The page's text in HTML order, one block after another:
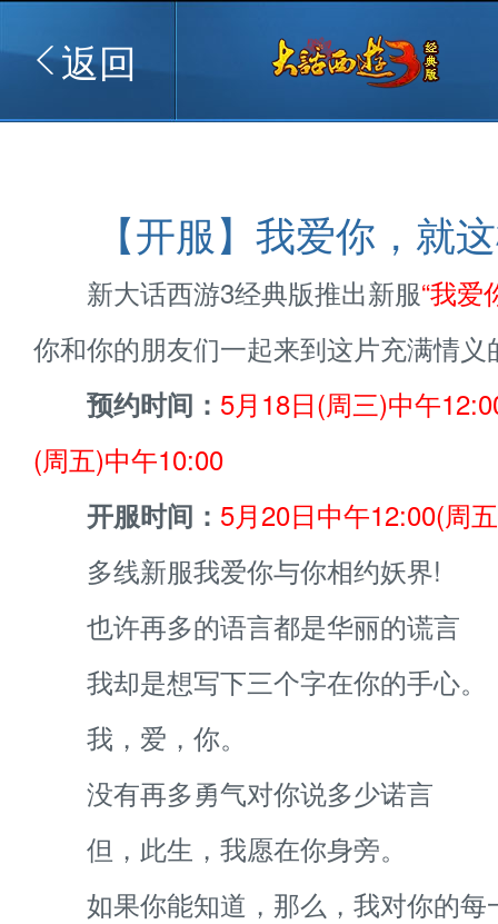
返回
【开服】我爱你，就
新大话西游3经典版推出新服“我爱
你和你的朋友们一起来到这片充满情义
预约时间： 5月18日(周三)中午
(周五)中午10:00
开服时间： 5月20日中午12:00(周
多线新服我爱你与你相约妖界!
也许再多的语言都是华丽的谎言
我却是想写下三个字在你的手心。
我，爱，你。
没有再多勇气对你说多少诺言
但，此生，我愿在你身旁。
如果你能知道，那么，我对你的每